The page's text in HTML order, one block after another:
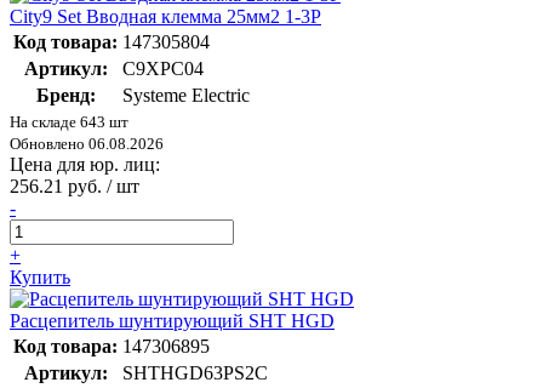
City9 Set Вводная клемма 25мм2 1-3P
Код товара: 147305804
Артикул:
C9XPC04
Бренд:
Systeme Electric
На складе 643 шт
Обновлено 06.08.2026
Цена для юр. лиц:
256.21 руб. / шт
-
+
Купить
Расцепитель шунтирующий SHT HGD
Код товара: 147306895
Артикул:
SHTHGD63PS2C